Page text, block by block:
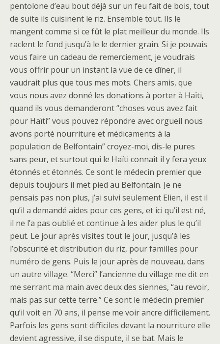
pentolone d’eau bout déjà sur un feu fait de bois, tout
de suite ils cuisinent le riz. Ensemble tout. Ils le
mangent comme si ce fût le plat meilleur du monde. Ils
raclent le fond jusqu’à le le dernier grain. Si je pouvais
vous faire un cadeau de remerciement, je voudrais
vous offrir pour un instant la vue de ce dîner, il
vaudrait plus que tous mes mots. Chers amis, que
vous nous avez donné les donations à porter à Haïti,
quand ils vous demanderont “choses vous avez fait
pour Haïti” vous pouvez répondre avec orgueil nous
avons porté nourriture et médicaments à la
population de Belfontain” croyez-moi, dis-le pures
sans peur, et surtout qui le Haïti connaît il y fera yeux
étonnés et étonnés. Ce sont le médecin premier que
depuis toujours il met pied au Belfontain. Je ne
pensais pas non plus, j’ai suivi seulement Elien, il est il
qu’il a demandé aides pour ces gens, et ici qu’il est né,
il ne l’a pas oublié et continue à les aider plus le qu’il
peut. Le jour après visites tout le jour, jusqu’à les
l’obscurité et distribution du riz, pour familles pour
numéro de gens. Puis le jour après de nouveau, dans
un autre village. “Merci” l’ancienne du village me dit en
me serrant ma main avec deux des siennes, “au revoir,
mais pas sur cette terre.” Ce sont le médecin premier
qu’il voit en 70 ans, il pense me voir ancre difficilement.
Parfois les gens sont difficiles devant la nourriture elle
devient agressive, il se dispute, il se bat. Mais le